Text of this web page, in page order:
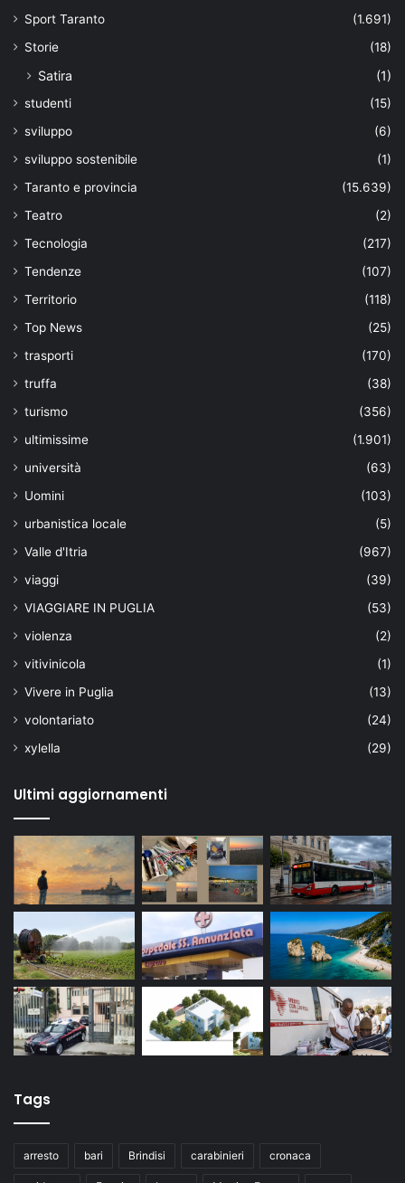
Sport Taranto
(1.691)
Storie
(18)
Satira (1)
studenti
(15)
sviluppo
(6)
sviluppo sostenibile
(1)
Taranto e provincia
(15.639)
Teatro
(2)
Tecnologia
(217)
Tendenze
(107)
Territorio
(118)
Top News
(25)
trasporti
(170)
truffa
(38)
turismo
(356)
ultimissime
(1.901)
università
(63)
Uomini
(103)
urbanistica locale
(5)
Valle d'Itria
(967)
viaggi
(39)
VIAGGIARE IN PUGLIA
(53)
violenza
(2)
vitivinicola
(1)
Vivere in Puglia
(13)
volontariato
(24)
xylella
(29)
Ultimi aggiornamenti
Tags
arresto bari Brindisi carabinieri cronaca